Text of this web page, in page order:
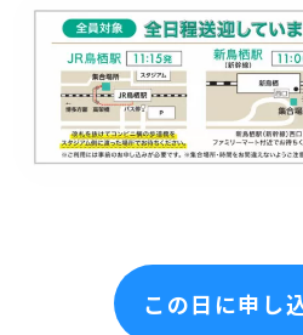
この日に申し